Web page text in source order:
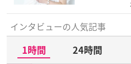
インタビューの人気記事
1時間 24時間